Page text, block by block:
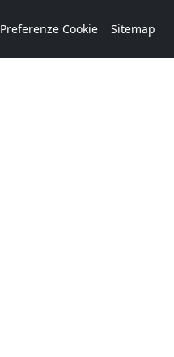
Preferenze Cookie Sitemap